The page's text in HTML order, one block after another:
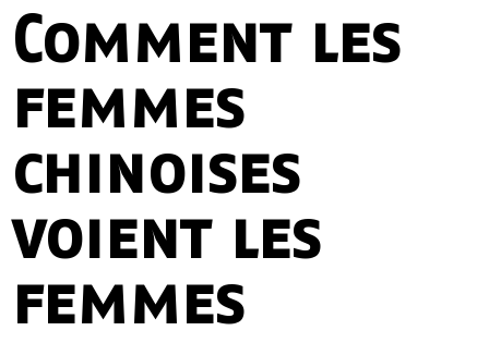
Comment les
femmes
chinoises
voient les
femmes